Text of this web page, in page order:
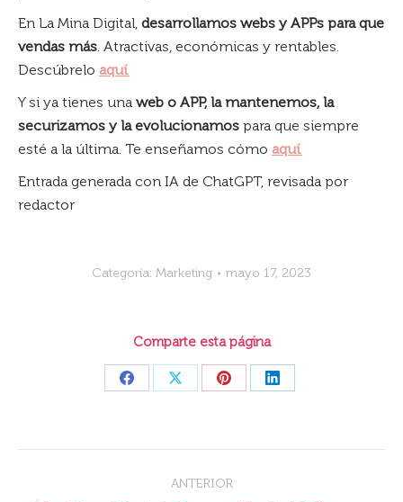
En La Mina Digital, desarrollamos webs y APPs para que
vendas más. Atractivas, económicas y rentables.
Descúbrelo aquí.
Y si ya tienes una web o APP, la mantenemos, la
securizamos y la evolucionamos para que siempre
esté a la última. Te enseñamos cómo aquí.
Entrada generada con IA de ChatGPT, revisada por
redactor
Categoría: Marketing mayo 17, 2023
Comparte esta página
Share
Share
Share
Share
Navegación
ANTERIOR